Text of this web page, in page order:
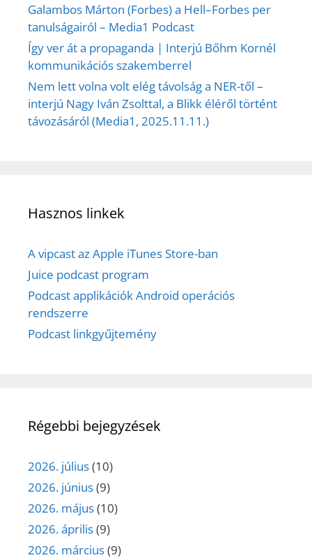
Galambos Márton (Forbes) a Hell–Forbes per
tanulságairól – Media1 Podcast
Így ver át a propaganda | Interjú Bőhm Kornél
kommunikációs szakemberrel
Nem lett volna volt elég távolság a NER-től –
interjú Nagy Iván Zsolttal, a Blikk éléről történt
távozásáról (Media1, 2025.11.11.)
Hasznos linkek
A vipcast az Apple iTunes Store-ban
Juice podcast program
Podcast applikációk Android operációs
rendszerre
Podcast linkgyűjtemény
Régebbi bejegyzések
2026. július(10)
2026. június(9)
2026. május(10)
2026. április(9)
2026. március(9)